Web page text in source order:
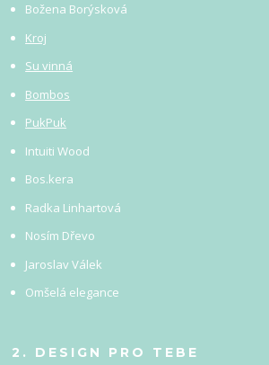
Božena Borýsková
Kroj
Su vinná
Bombos
PukPuk
Intuiti Wood
Bos.kera
Radka Linhartová
Nosím Dřevo
Jaroslav Válek
Omšelá elegance
2. DESIGN PRO TEBE